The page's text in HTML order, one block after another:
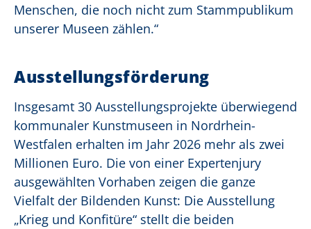
Menschen, die noch nicht zum Stammpublikum
unserer Museen zählen.“
Ausstellungsförderung
Insgesamt 30 Ausstellungsprojekte überwiegend
kommunaler Kunstmuseen in Nordrhein-
Westfalen erhalten im Jahr 2026 mehr als zwei
Millionen Euro. Die von einer Expertenjury
ausgewählten Vorhaben zeigen die ganze
Vielfalt der Bildenden Kunst: Die Ausstellung
„Krieg und Konfitüre“ stellt die beiden